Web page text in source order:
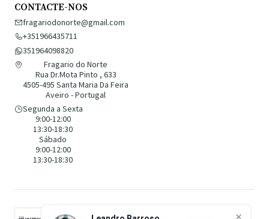
CONTACTE-NOS
fragariodonorte@gmail.com
+351966435711
351964098820
Fragario do Norte
Rua Dr.Mota Pinto , 633
4505-495 Santa Maria Da Feira
Aveiro - Portugal
Segunda a Sexta
9:00-12:00
13:30-18:30
Sábado
9:00-12:00
13:30-18:30